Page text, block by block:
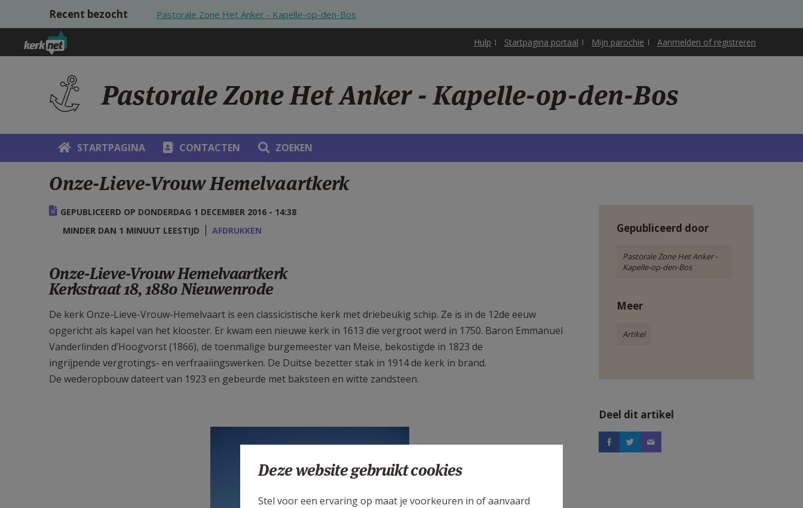
Overslaan en naar de inhoud gaan
Recent bezocht Pastorale Zone Het Anker - Kapelle-op-den-Bos
Hulp Startpagina portaal Mijn parochie Aanmelden of registreren
Pastorale Zone Het Anker - Kapelle-op-den-Bos
STARTPAGINA CONTACTEN ZOEKEN
Onze-Lieve-Vrouw Hemelvaartkerk
GEPUBLICEERD OP DONDERDAG 1 DECEMBER 2016 - 14:38
MINDER DAN 1 MINUUT LEESTIJD
AFDRUKKEN
Onze-Lieve-Vrouw Hemelvaartkerk
Kerkstraat 18, 1880 Nieuwenrode
De kerk Onze-Lieve-Vrouw-Hemelvaart is een classicistische kerk met driebeukig schip. Ze is in de 12de eeuw
opgericht als kapel van het klooster. Er kwam een nieuwe kerk in 1613 die vergroot werd in 1750. Baron Emmanuel
Vanderlinden d’Hoogvorst (1866), de toenmalige burgemeester van Meise, bekostigde in 1823 de
ingrijpende vergrotings- en verfraaiingswerken. De Duitse bezetter stak in 1914 de kerk in brand.
De wederopbouw dateert van 1923 en gebeurde met baksteen en witte zandsteen.
Gepubliceerd door
Pastorale Zone Het Anker -
Kapelle-op-den-Bos
Meer
Artikel
Deel dit artikel
Deze website gebruikt cookies
Stel voor een ervaring op maat je voorkeuren in of aanvaard